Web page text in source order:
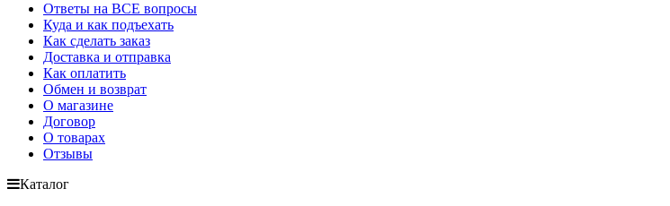
Ответы на ВСЕ вопросы
Куда и как подъехать
Как сделать заказ
Доставка и отправка
Как оплатить
Обмен и возврат
О магазине
Договор
О товарах
Отзывы
Каталог